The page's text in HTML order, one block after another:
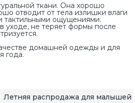
ткани. Она хорошо
отводит от тела излишки влаги
тактильными ощущениями.
уходе, не теряет формы после
домашней одежды и для
года.